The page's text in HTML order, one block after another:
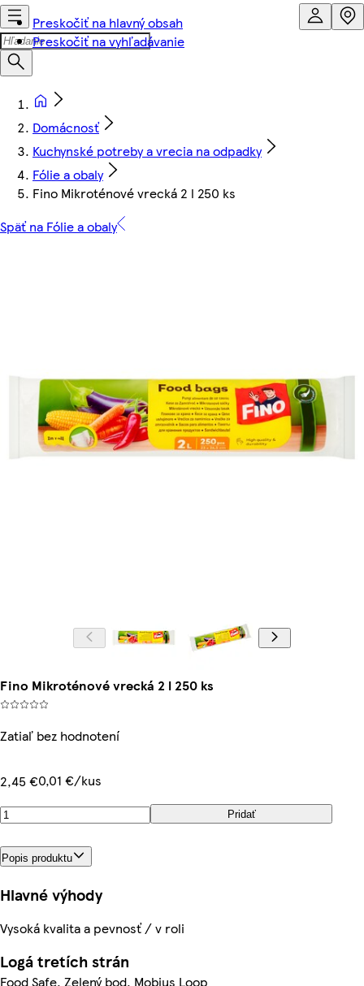
Preskočiť na hlavný obsah
Preskočiť na vyhľadávanie
Domácnosť
Kuchynské potreby a vrecia na odpadky
Fólie a obaly
Fino Mikroténové vrecká 2 l 250 ks
Späť na Fólie a obaly
Fino Mikroténové vrecká 2 l 250 ks
Zatiaľ bez hodnotení
2,45 €0,01 €/kus
Pridať
Popis produktu
Hlavné výhody
Vysoká kvalita a pevnosť / v roli
Logá tretích strán
Food Safe, Zelený bod, Mobius Loop